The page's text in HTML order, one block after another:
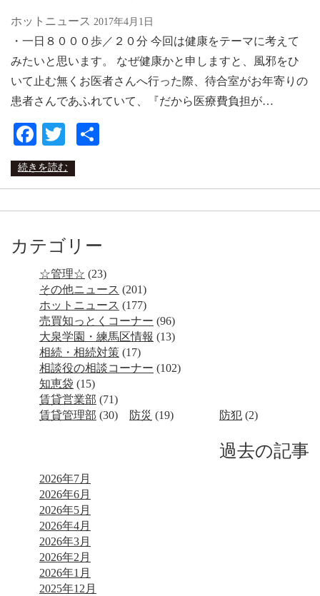
ホットニュース 2017年4月1日
・一日８０００歩／２０分 今回は健康をテーマに考えて
みたいと思います。 なぜ健康かと申しますと、風邪をひ
いて止む無くお医者さんへ行った際、待合室がお年寄りの
患者さんであふれていて、『だから医療費負担が…
Facebook
Twitter
続きを読む
カテゴリー
☆管理☆ (23)
その他ニュース (201)
ホットニュース (177)
売買知っとくコーナー (96)
大泉学園・練馬区情報 (13)
相続・相続対策 (17)
相談役の相談コーナー (102)
知恵袋 (15)
賃貸営業部 (71)
賃貸管理部 (30) 防災 (19) 防犯 (2)
過去の記事
2026年7月
2026年6月
2026年5月
2026年4月
2026年3月
2026年2月
2026年1月
2025年12月